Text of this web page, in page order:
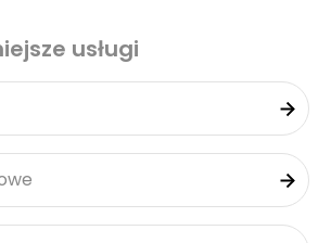
usługi